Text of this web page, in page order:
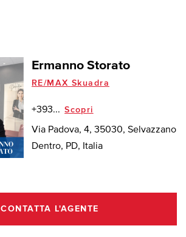
Ermanno Storato
RE/MAX Skuadra
+393... Scopri
Via Padova, 4, 35030, Selvazzano
Dentro, PD, Italia
CONTATTA L'AGENTE